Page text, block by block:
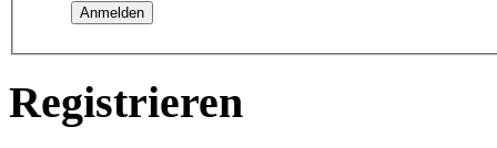
Registrieren